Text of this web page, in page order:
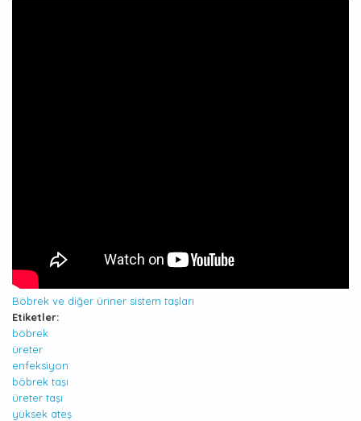
Böbrek ve diğer üriner sistem taşları
Etiketler:
böbrek
üreter
enfeksiyon
böbrek taşı
üreter taşı
yüksek ateş